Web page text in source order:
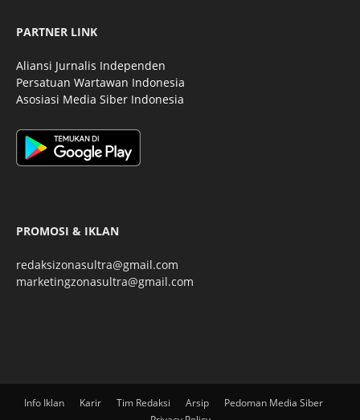
PARTNER LINK
Aliansi Jurnalis Independen
Persatuan Wartawan Indonesia
Asosiasi Media Siber Indonesia
PROMOSI & IKLAN
redaksizonasultra@gmail.com
marketingzonasultra@gmail.com
Info Iklan Karir Tim Redaksi Arsip
Pedoman Media Siber